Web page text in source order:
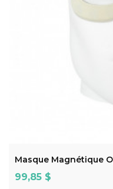
Masque Magnétique
Prix
99,85 $